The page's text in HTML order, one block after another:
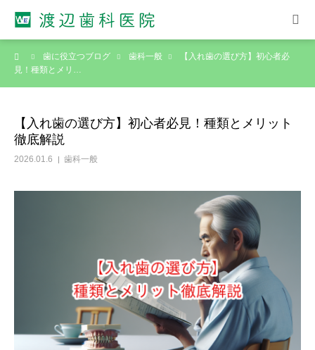
歯に役立つブログ 歯科一般
【入れ歯の選び方】初心者必
見！種類とメリ…
【入れ歯の選び方】初心者必見！種類とメリット
徹底解説
2026.01.6 歯科一般
ホーム
診療案内